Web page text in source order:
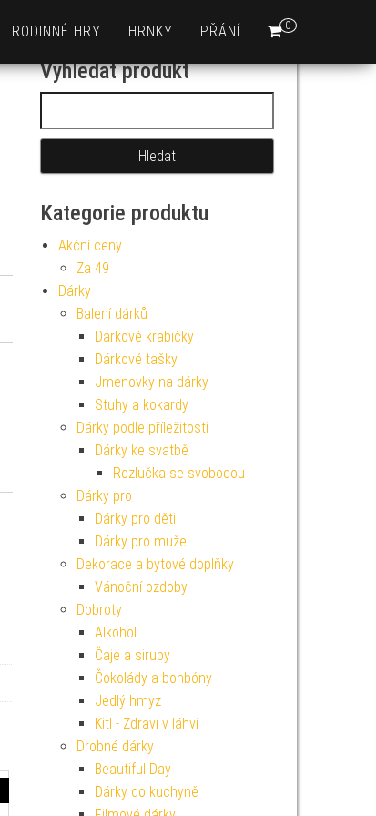
0
RODINNÉ HRY HRNKY PŘÁNÍ
Vyhledat produkt
Kategorie produktu
Akční ceny
Za 49
Dárky
Balení dárků
Dárkové krabičky
Dárkové tašky
Jmenovky na dárky
Stuhy a kokardy
Dárky podle příležitosti
Dárky ke svatbě
Rozlučka se svobodou
Dárky pro
Dárky pro děti
Dárky pro muže
Dekorace a bytové doplňky
Vánoční ozdoby
Dobroty
Alkohol
Čaje a sirupy
Čokolády a bonbóny
Jedlý hmyz
Kitl - Zdraví v láhvi
Drobné dárky
Beautiful Day
Dárky do kuchyně